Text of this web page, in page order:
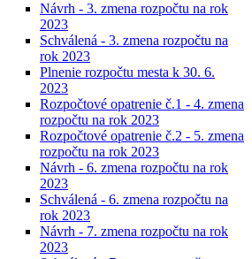
Návrh - 3. zmena rozpočtu na rok
2023
Schválená - 3. zmena rozpočtu na
rok 2023
Plnenie rozpočtu mesta k 30. 6.
2023
Rozpočtové opatrenie č.1 - 4. zmena
rozpočtu na rok 2023
Rozpočtové opatrenie č.2 - 5. zmena
rozpočtu na rok 2023
Návrh - 6. zmena rozpočtu na rok
2023
Schválená - 6. zmena rozpočtu na
rok 2023
Návrh - 7. zmena rozpočtu na rok
2023